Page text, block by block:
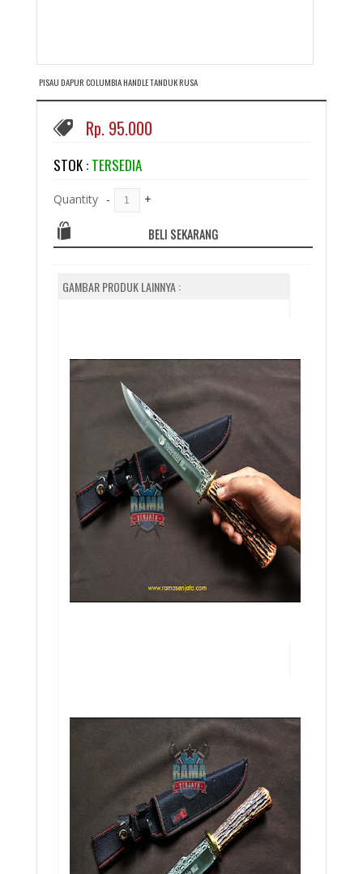
PISAU DAPUR COLUMBIA HANDLE TANDUK RUSA
Rp. 95.000
STOK : TERSEDIA
Quantity - +
BELI SEKARANG
GAMBAR PRODUK LAINNYA :